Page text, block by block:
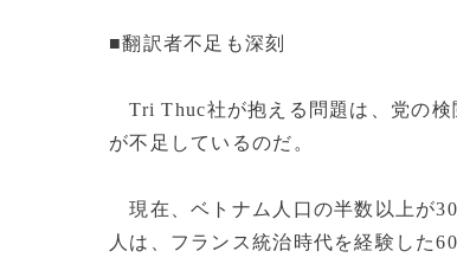
■翻訳者不足も深刻
Tri Thuc社が抱える問題は、党の検
が不足しているのだ。
現在、ベトナム人口の半数以上が
人は、フランス統治時代を経験した